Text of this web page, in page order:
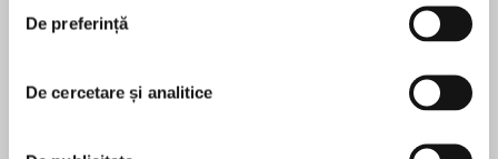
De preferință
De cercetare și analitice
planets torn apart by conflict and mistrust —
MAI MULT
pentru această carte